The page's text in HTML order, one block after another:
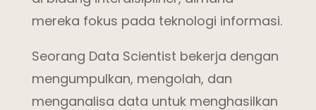
mereka fokus pada teknologi informasi.
Seorang Data Scientist bekerja dengan
mengumpulkan, mengolah, dan
menganalisa data untuk menghasilkan